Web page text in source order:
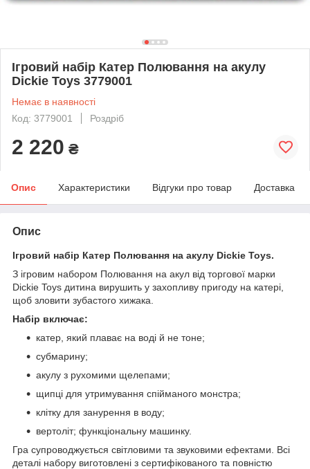
Ігровий набір Катер Полювання на акулу
Dickie Toys 3779001
Немає в наявності
Код: 3779001
Роздріб
2 220 ₴
Опис Характеристики Відгуки про товар Доставка
Опис
Ігровий набір Катер Полювання на акулу Dickie Toys.
З ігровим набором Полювання на акул від торгової марки
Dickie Toys дитина вирушить у захопливу пригоду на катері,
щоб зловити зубастого хижака.
Набір включає:
катер, який плаває на воді й не тоне;
субмарину;
акулу з рухомими щелепами;
щипці для утримування спійманого монстра;
клітку для занурення в воду;
вертоліт; функціональну машинку.
Гра супроводжується світловими та звуковими ефектами. Всі
деталі набору виготовлені з сертифікованого та повністю